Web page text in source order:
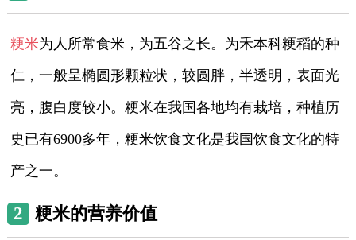
粳米为人所常食米，为五谷之长。为禾本科粳稻的种
仁，一般呈椭圆形颗粒状，较圆胖，半透明，表面光
亮，腹白度较小。粳米在我国各地均有栽培，种植历
史已有6900多年，粳米饮食文化是我国饮食文化的特
产之一。
2 粳米的营养价值